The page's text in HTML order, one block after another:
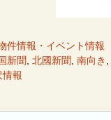
件情報・イベント情報
新聞 北國新聞 南向き
情報